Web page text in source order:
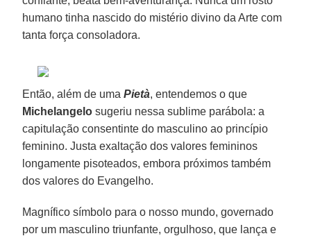
humano tinha nascido do mistério divino da Arte com
tanta força consoladora.
Então, além de umaPietà, entendemos o que
Michelangelo sugeriu nessa sublime parábola: a
capitulação consentinte do masculino ao princípio
feminino. Justa exaltação dos valores femininos
longamente pisoteados, embora próximos também
dos valores do Evangelho.
Magnífico símbolo para o nosso mundo, governado
por um masculino triunfante, orgulhoso, que lança e